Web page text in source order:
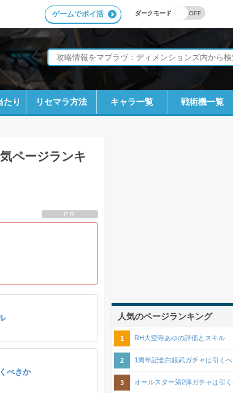
ダークモード
ゲームでポイ活
たり リセマラ方法 キャラ一覧 戦術機一覧
ページランキ
PR
べきか
人気のページランキング
RH大空寺あゆの評価とスキル
1周年記念白銀武ガチャは引く
オールスター第2弾ガチャは引